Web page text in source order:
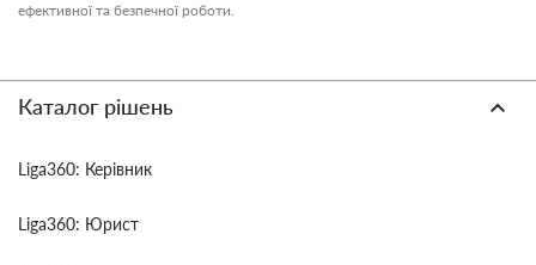
ефективної та безпечної роботи.
Каталог рішень
Liga360: Керівник
Liga360: Юрист